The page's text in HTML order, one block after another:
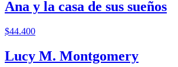
Ana y la casa de sus sueños
$44.400
Lucy M. Montgomery